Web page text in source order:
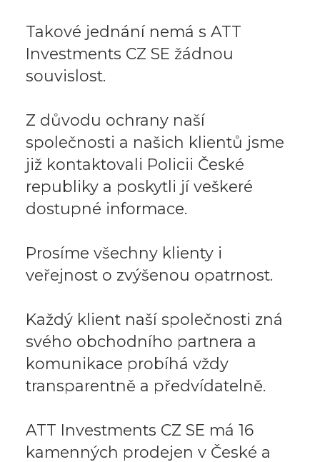
Takové jednání nemá s ATT
Investments CZ SE žádnou
souvislost.
Z důvodu ochrany naší
společnosti a našich klientů jsme
již kontaktovali Policii České
republiky a poskytli jí veškeré
dostupné informace.
Prosíme všechny klienty i
veřejnost o zvýšenou opatrnost.
Každý klient naší společnosti zná
svého obchodního partnera a
komunikace probíhá vždy
transparentně a předvídatelně.
ATT Investments CZ SE má 16
kamenných prodejen v České a